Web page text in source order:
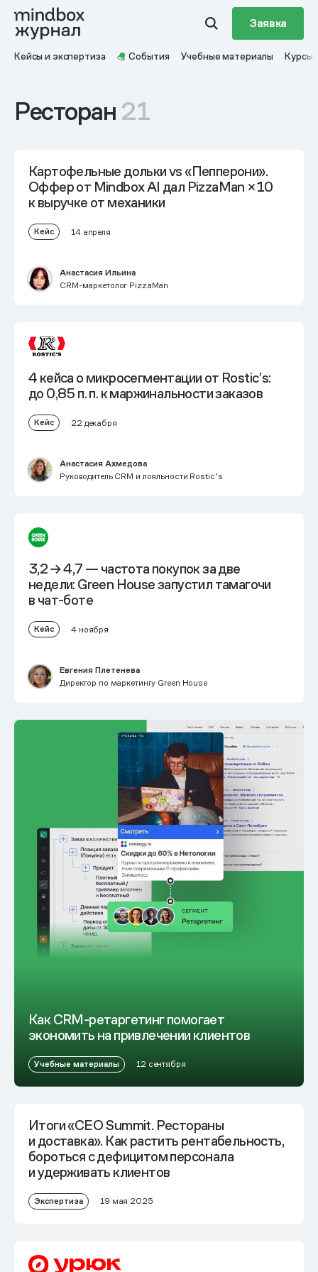
Заявка
Кейсы и экспертиза События Учебные материалы Курсы
Ресторан21
Картофельные дольки vs «Пепперони».
Оффер от Mindbox AI дал PizzaMan ×10
к выручке от механики
Кейс 14 апреля
Анастасия Ильина
CRM-маркетолог PizzaMan
4 кейса о микросегментации от Rostic’s:
до 0,85 п. п. к маржинальности заказов
Кейс 22 декабря
Анастасия Ахмедова
Руководитель CRM и лояльности Rostic’s
3,2 → 4,7 — частота покупок за две
недели: Green House запустил тамагочи
в чат-боте
Кейс 4 ноября
Евгения Плетенева
Директор по маркетингу Green House
Как CRM-ретаргетинг помогает
экономить на привлечении клиентов
Учебные материалы 12 сентября
Итоги «CEO Summit. Рестораны
и доставка». Как растить рентабельность,
бороться с дефицитом персонала
и удерживать клиентов
Экспертиза 19 мая 2025